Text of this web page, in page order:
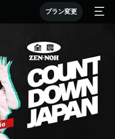
プラン変更